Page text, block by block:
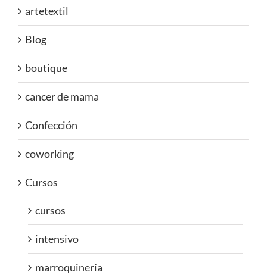
artetextil
Blog
boutique
cancer de mama
Confección
coworking
Cursos
cursos
intensivo
marroquinería